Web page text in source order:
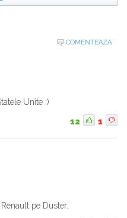
COMENTEAZA
Unite :)
12 1
pe Duster.